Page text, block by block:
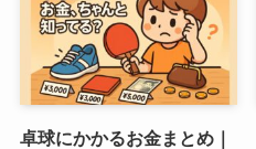
卓球にかかるお金まとめ｜